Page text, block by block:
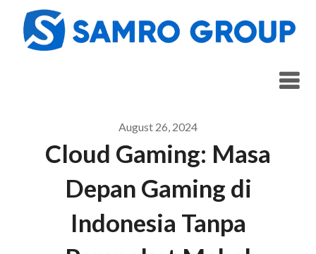
content
August 26, 2024
Cloud Gaming: Masa
Depan Gaming di
Indonesia Tanpa